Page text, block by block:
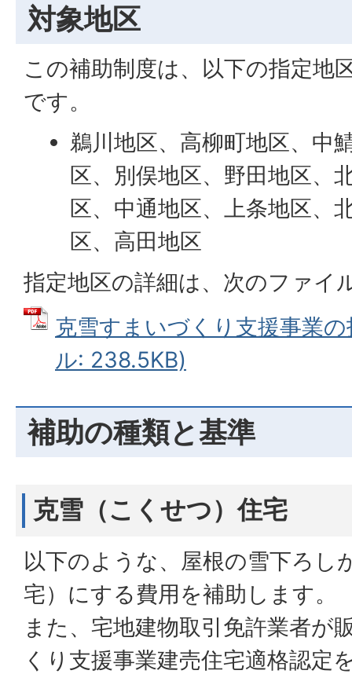
対象地区
この補助制度は、以下の指定地
です。
鵜川地区、高柳町地区、中
区、別俣地区、野田地区、
区、中通地区、上条地区、
区、高田地区
指定地区の詳細は、次のファイ
克雪すまいづくり支援事業
ル: 238.5KB)
補助の種類と基準
克雪（こくせつ）住宅
以下のような、屋根の雪下ろし
宅）にする費用を補助します。
また、宅地建物取引免許業者が
くり支援事業建売住宅適格認定